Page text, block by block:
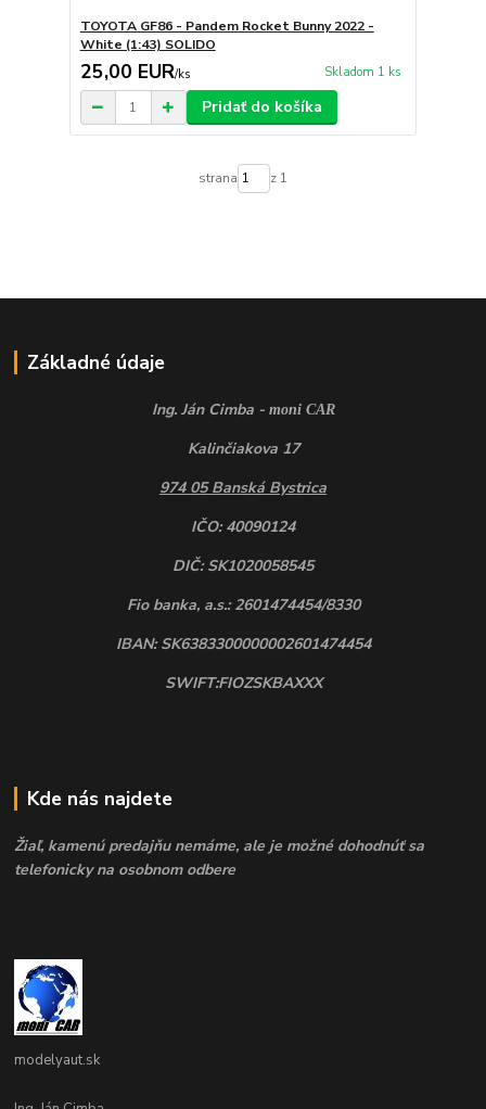
TOYOTA GF86 - Pandem Rocket Bunny 2022 -
White (1:43) SOLIDO
25,00 EUR/ks Skladom 1 ks
Pridať do košíka
strana z 1
Základné údaje
Ing. Ján Cimba - moni CAR
Kalinčiakova 17
974 05 Banská Bystrica
IČO: 40090124
DIČ: SK1020058545
Fio banka, a.s.: 2601474454/8330
IBAN: SK6383300000002601474454
SWIFT:FIOZSKBAXXX
Kde nás najdete
Žiaľ, kamenú predajňu nemáme, ale je možné dohodnúť sa
telefonicky na osobnom odbere
modelyaut.sk